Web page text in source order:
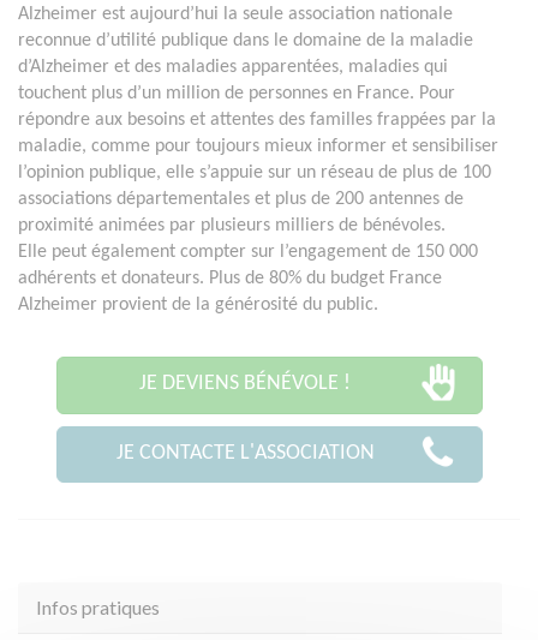
Alzheimer est aujourd’hui la seule association nationale
reconnue d’utilité publique dans le domaine de la maladie
d’Alzheimer et des maladies apparentées, maladies qui
touchent plus d’un million de personnes en France. Pour
répondre aux besoins et attentes des familles frappées par la
maladie, comme pour toujours mieux informer et sensibiliser
l’opinion publique, elle s’appuie sur un réseau de plus de 100
associations départementales et plus de 200 antennes de
proximité animées par plusieurs milliers de bénévoles.
Elle peut également compter sur l’engagement de 150 000
adhérents et donateurs. Plus de 80% du budget France
Alzheimer provient de la générosité du public.
JE DEVIENS BÉNÉVOLE !
JE CONTACTE L'ASSOCIATION
Infos pratiques